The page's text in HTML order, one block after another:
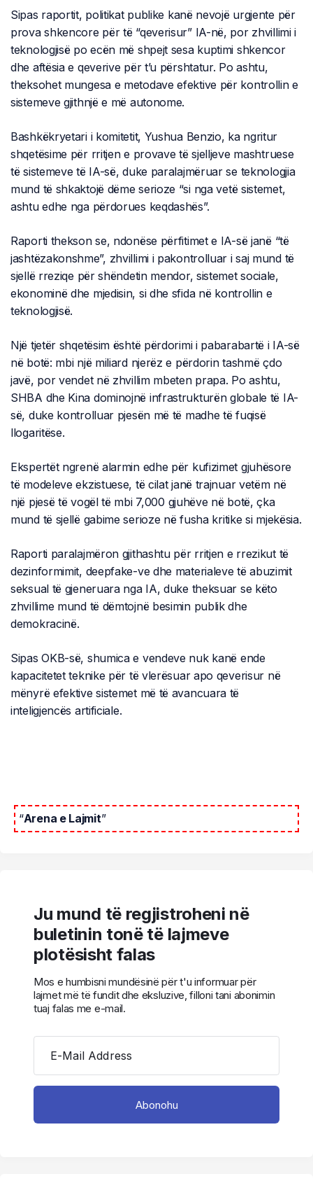
Sipas raportit, politikat publike kanë nevojë urgjente për
prova shkencore për të “qeverisur” IA-në, por zhvillimi i
teknologjisë po ecën më shpejt sesa kuptimi shkencor
dhe aftësia e qeverive për t’u përshtatur. Po ashtu,
theksohet mungesa e metodave efektive për kontrollin e
sistemeve gjithnjë e më autonome.
Bashkëkryetari i komitetit, Yushua Benzio, ka ngritur
shqetësime për rritjen e provave të sjelljeve mashtruese
të sistemeve të IA-së, duke paralajmëruar se teknologjia
mund të shkaktojë dëme serioze “si nga vetë sistemet,
ashtu edhe nga përdorues keqdashës”.
Raporti thekson se, ndonëse përfitimet e IA-së janë “të
jashtëzakonshme”, zhvillimi i pakontrolluar i saj mund të
sjellë rreziqe për shëndetin mendor, sistemet sociale,
ekonominë dhe mjedisin, si dhe sfida në kontrollin e
teknologjisë.
Një tjetër shqetësim është përdorimi i pabarabartë i IA-së
në botë: mbi një miliard njerëz e përdorin tashmë çdo
javë, por vendet në zhvillim mbeten prapa. Po ashtu,
SHBA dhe Kina dominojnë infrastrukturën globale të IA-
së, duke kontrolluar pjesën më të madhe të fuqisë
llogaritëse.
Ekspertët ngrenë alarmin edhe për kufizimet gjuhësore
të modeleve ekzistuese, të cilat janë trajnuar vetëm në
një pjesë të vogël të mbi 7,000 gjuhëve në botë, çka
mund të sjellë gabime serioze në fusha kritike si mjekësia.
Raporti paralajmëron gjithashtu për rritjen e rrezikut të
dezinformimit, deepfake-ve dhe materialeve të abuzimit
seksual të gjeneruara nga IA, duke theksuar se këto
zhvillime mund të dëmtojnë besimin publik dhe
demokracinë.
Sipas OKB-së, shumica e vendeve nuk kanë ende
kapacitetet teknike për të vlerësuar apo qeverisur në
mënyrë efektive sistemet më të avancuara të
inteligjencës artificiale.
“Arena e Lajmit”
Ju mund të regjistroheni në
buletinin tonë të lajmeve
plotësisht falas
Mos e humbisni mundësinë për t'u informuar për
lajmet më të fundit dhe eksluzive, filloni tani abonimin
tuaj falas me e-mail.
E-Mail Address